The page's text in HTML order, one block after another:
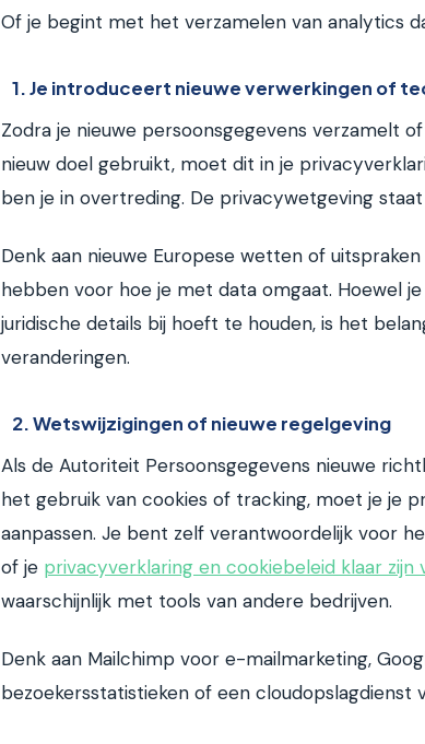
Of je begint met het verzamelen van analytics
1. Je introduceert nieuwe verwerkingen of
Zodra je nieuwe persoonsgegevens verzamelt
nieuw doel gebruikt, moet dit in je
ben je in overtreding. De privacywetgeving
Denk aan nieuwe Europese wetten of
hebben voor hoe je met data omgaat. Hoewel
juridische details bij hoeft te houden, is het
veranderingen.
2. Wetswijzigingen of nieuwe regelgeving
Als de Autoriteit Persoonsgegevens nieuwe
het gebruik van cookies of tracking, moet je je
aanpassen. Je bent zelf verantwoordelijk voor
of je privacyverklaring en cookiebeleid klaar
waarschijnlijk met tools van andere bedrijven.
Denk aan Mailchimp voor e-mailmarketing,
bezoekersstatistieken of een cloudopslagdienst